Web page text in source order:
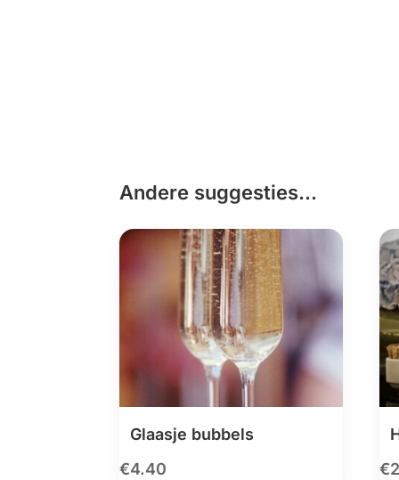
Andere suggesties…
Glaasje bubbels
€4.40
€